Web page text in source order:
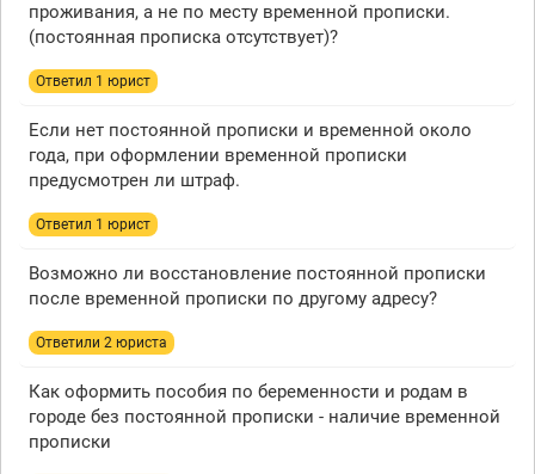
проживания, а не по месту временной прописки.
(постоянная прописка отсутствует)?
Ответил 1 юрист
Если нет постоянной прописки и временной около
года, при оформлении временной прописки
предусмотрен ли штраф.
Ответил 1 юрист
Возможно ли восстановление постоянной прописки
после временной прописки по другому адресу?
Ответили 2 юристa
Как оформить пособия по беременности и родам в
городе без постоянной прописки - наличие временной
прописки